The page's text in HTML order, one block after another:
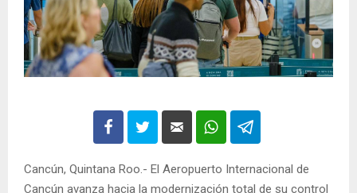
Cancún, Quintana Roo.- El Aeropuerto Internacional de
Cancún avanza hacia la modernización total de su control